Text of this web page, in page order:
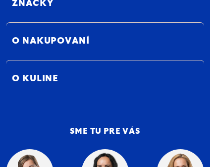
ZNAČKY
O NAKUPOVANÍ
O KULINE
SME TU PRE VÁS